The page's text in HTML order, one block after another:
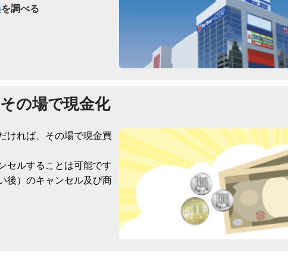
を調べる
の場で現金化
ければ、その場で現金買
セルすることは可能です
後）のキャンセル及び商